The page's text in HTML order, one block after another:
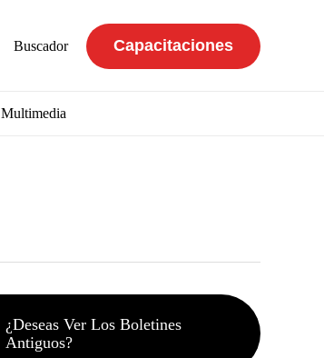
Buscador Capacitaciones
Multimedia
¿Deseas Ver Los Boletines
Antiguos?